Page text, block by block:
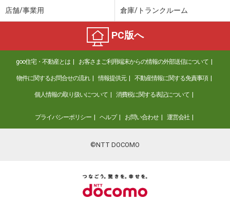
店舗/事業用 倉庫/トランクルーム
PC版へ
goo住宅・不動産とは お客さまご利用端末からの情報の外部送信について
物件に関するお問合せの流れ 情報提供元 不動産情報に関する免責事項
個人情報の取り扱いについて 消費税に関する表記について
プライバシーポリシー ヘルプ お問い合わせ 運営会社
©NTT DOCOMO